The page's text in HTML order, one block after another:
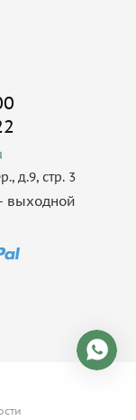
д.9, стр. 3
выходной